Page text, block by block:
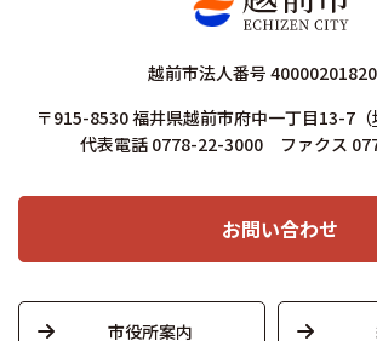
越前市法人番号
〒915-8530 福井県越前市府中一丁目13-7 （
代表電話 0778-22-3000 ファクス
お問い合わせ
市役所案内